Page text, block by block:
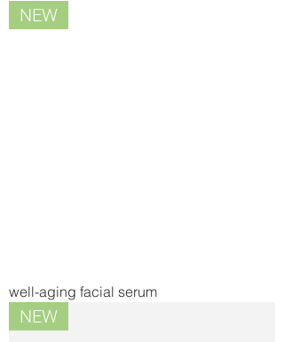
NEW
well-aging facial serum
NEW